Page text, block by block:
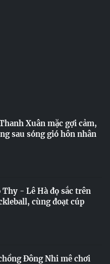
Xuân mặc gợi cảm,
sau sóng gió hôn nhân
Thy - Lê Hà đọ sắc trên
cùng đoạt cúp
Đông Nhi mê chơi